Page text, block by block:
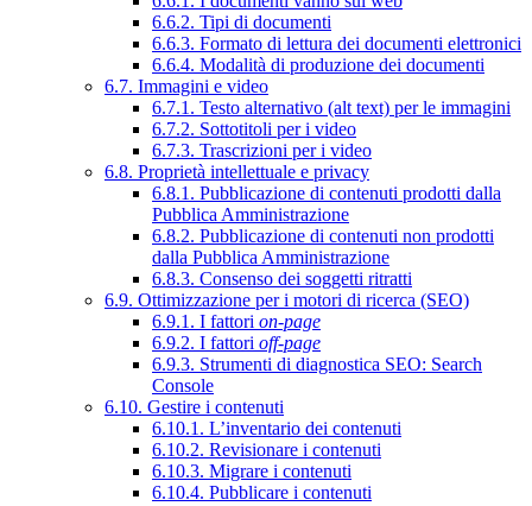
6.6.2. Tipi di documenti
6.6.3. Formato di lettura dei documenti elettronici
6.6.4. Modalità di produzione dei documenti
6.7. Immagini e video
6.7.1. Testo alternativo (alt text) per le immagini
6.7.2. Sottotitoli per i video
6.7.3. Trascrizioni per i video
6.8. Proprietà intellettuale e privacy
6.8.1. Pubblicazione di contenuti prodotti dalla
Pubblica Amministrazione
6.8.2. Pubblicazione di contenuti non prodotti
dalla Pubblica Amministrazione
6.8.3. Consenso dei soggetti ritratti
6.9. Ottimizzazione per i motori di ricerca (SEO)
6.9.1. I fattori on-page
6.9.2. I fattori off-page
6.9.3. Strumenti di diagnostica SEO: Search
Console
6.10. Gestire i contenuti
6.10.1. L’inventario dei contenuti
6.10.2. Revisionare i contenuti
6.10.3. Migrare i contenuti
6.10.4. Pubblicare i contenuti